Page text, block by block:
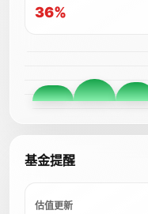
36%
基金提醒
估值更新